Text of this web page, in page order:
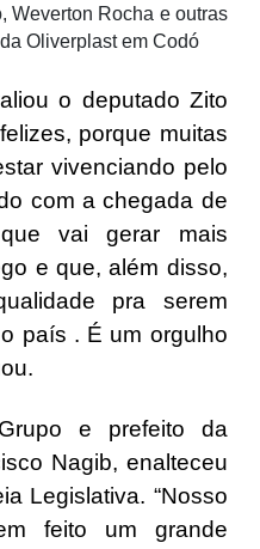
o deputado Zito
porque muitas
vivenciando pelo
com a chegada de
vai gerar mais
e que, além disso,
pra serem
país . É um orgulho
e prefeito da
Nagib, enalteceu
Legislativa. “Nosso
feito um grande